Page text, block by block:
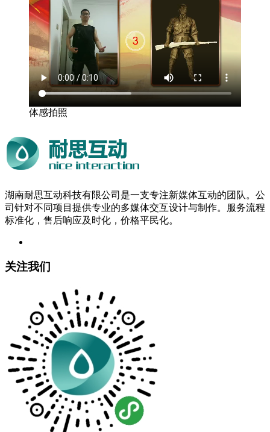
体感拍照
湖南耐思互动科技有限公司是一支专注新媒体互动的团队。公
司针对不同项目提供专业的多媒体交互设计与制作。服务流程
标准化，售后响应及时化，价格平民化。
关注我们